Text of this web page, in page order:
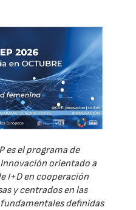
es el programa de
orientado a
I+D en cooperación
y centrados en las
definidas